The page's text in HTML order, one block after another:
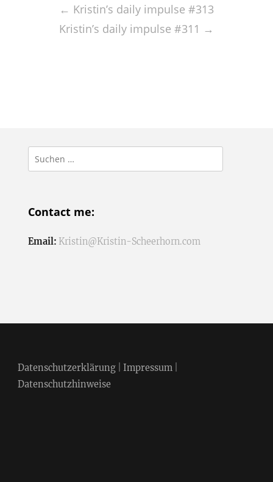
navigation
← Kristin’s daily impulse #313
Kristin’s daily impulse #311 →
Suchen
nach:
Contact me:
Email: Kristin@Kristin-Scheerhorn.com
Datenschutzerklärung| Impressum|
Datenschutzhinweise